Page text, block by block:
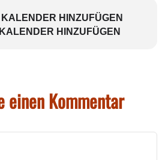
HINZUFÜGEN
HINZUFÜGEN
einen Kommentar